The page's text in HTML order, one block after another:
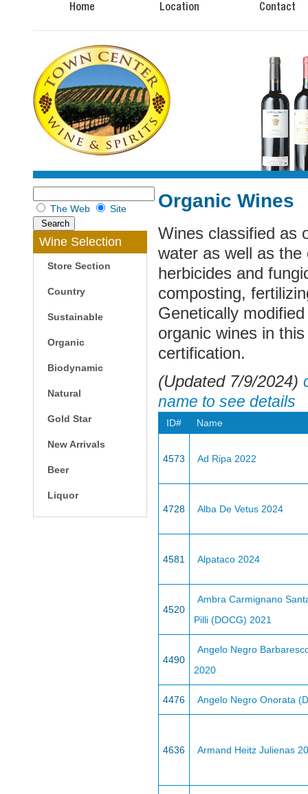
Home Location Contact
The Web Site
Wine Selection
Store Section
Country
Sustainable
Organic
Biodynamic
Natural
Gold Star
New Arrivals
Beer
Liquor
Organic Wines
Wines classified as
water as well as
herbicides and
composting,
Genetically
organic wines in
certification.
(Updated 7/9/2024)
name to see details
ID# Name
4573 Ad Ripa 2022
4728 Alba De Vetus 2024
4581 Alpataco 2024
4520
Ambra Carmignano
Pilli (DOCG) 2021
4490
Angelo Negro
2020
4476 Angelo Negro Onorata
4636 Armand Heitz Julienas